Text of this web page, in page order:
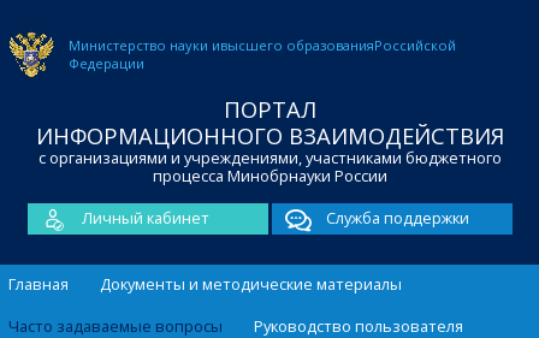
Министерство науки ивысшего образованияРоссийской
Федерации
ПОРТАЛ
ИНФОРМАЦИОННОГО ВЗАИМОДЕЙСТВИЯ
с организациями и учреждениями, участниками бюджетного
процесса Минобрнауки России
Личный кабинет
Служба поддержки
Главная
Документы и методические материалы
Часто задаваемые вопросы
Руководство пользователя